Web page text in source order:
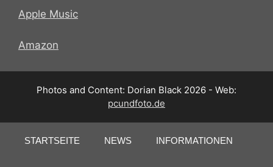
Apple Music
Amazon
Photos and Content: Dorian Black 2026 - Web:
pcundfoto.de
STARTSEITE NEWS INFORMATIONEN